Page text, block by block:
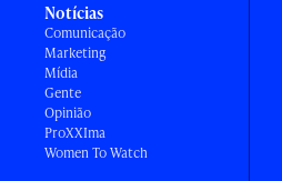
Notícias
Comunicação
Marketing
Mídia
Gente
Opinião
ProXXIma
Women To Watch